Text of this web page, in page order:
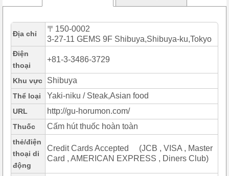
Địa chỉ
〒150-0002
3-27-11 GEMS 9F Shibuya,Shibuya-ku,Tokyo
Điện
thoại
+81-3-3486-3729
Khu vực Shibuya
Thể loại Yaki-niku / Steak,Asian food
URL http://gu-horumon.com/
Thuốc Cấm hút thuốc hoàn toàn
thẻ/điện
thoại di
động
Credit Cards Accepted (JCB , VISA , Master
Card , AMERICAN EXPRESS , Diners Club)